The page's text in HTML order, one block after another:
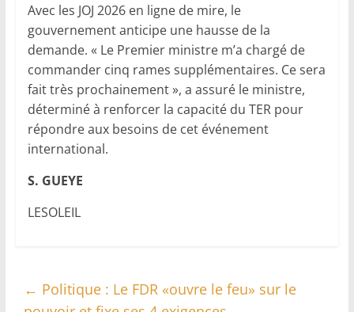
Avec les JOJ 2026 en ligne de mire, le
gouvernement anticipe une hausse de la
demande. « Le Premier ministre m’a chargé de
commander cinq rames supplémentaires. Ce sera
fait très prochainement », a assuré le ministre,
déterminé à renforcer la capacité du TER pour
répondre aux besoins de cet événement
international.
S. GUEYE
LESOLEIL
← Politique : Le FDR «ouvre le feu» sur le